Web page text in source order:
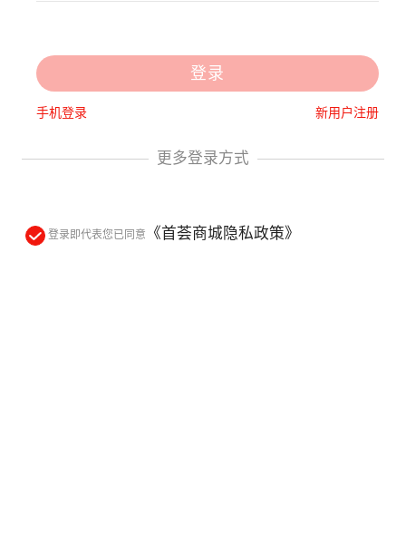
登录
手机登录 新用户注册
更多登录方式
登录即代表您已同意 《首荟商城隐私政策》